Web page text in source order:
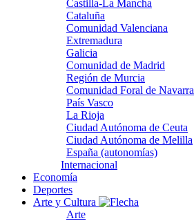
Castilla-La Mancha
Cataluña
Comunidad Valenciana
Extremadura
Galicia
Comunidad de Madrid
Región de Murcia
Comunidad Foral de Navarra
País Vasco
La Rioja
Ciudad Autónoma de Ceuta
Ciudad Autónoma de Melilla
España (autonomías)
Internacional
Economía
Deportes
Arte y Cultura
Arte